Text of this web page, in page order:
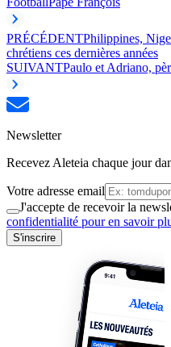
PRÉCÉDENTPhilippines,
chrétiens ces dernières années
SUIVANTPaulo et Adriano,
Newsletter
Recevez Aleteia chaque jour
Votre adresse email
J'accepte de recevoir la
confidentialité pour en savoir
S'inscrire